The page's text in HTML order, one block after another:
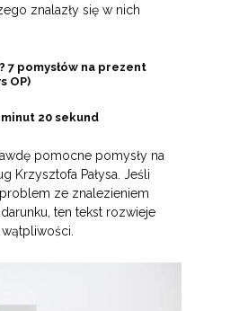
znalazły się w nich
7 pomysłów na prezent
OP)
20 sekund
pomocne pomysły na
Krzysztofa Pałysa. Jeśli
ze znalezieniem
ten tekst rozwieje